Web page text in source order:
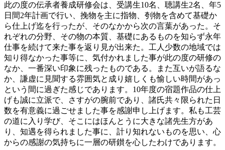
此の度の伝承者養成研修会は、受講生10名、聴講生2名、年5
日間2年計画で行い、挽物を主に指物、刳物を含めて基礎か
ら仕上げ迄を行ったが、そのなかから次の言葉があった。そ
れぞれの分野、その物の本質、基礎にあるものを知らず永年
仕事を続けて来た事を返り見が出来た。工人少数の地域では
知り得なかった事等に、気付かれました事が此の度の研修の
なか、一番深い印象に残ったものである。また互いが語るな
か、謙虚に見聞する雰囲気と成り嬉しくも愉しい時間があっ
という間に過ぎた感じであります。10年度の宿題作品の仕上
げも誠に立派で、さすがの腕前であり、諸氏共々限られた日
数を有意義に過ごせました事を感謝申し上げます。私も工芸
の道に入り学び、そこにはほんとうに大きな諸先生方があ
り、知遇を得られました事に、計り知れないものを思い、心
からの感謝の気持ちに一層の研鑚を心したわけであります。